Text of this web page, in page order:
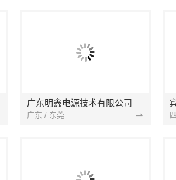
广东明鑫电源技术有限公司
广东 / 东莞